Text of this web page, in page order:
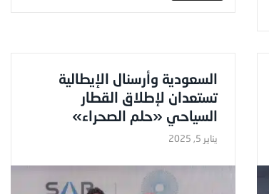
السعودية وأرسنال الإيطالية
تستعدان لإطلاق القطار
السياحي «حلم الصحراء»
يناير 5, 2025